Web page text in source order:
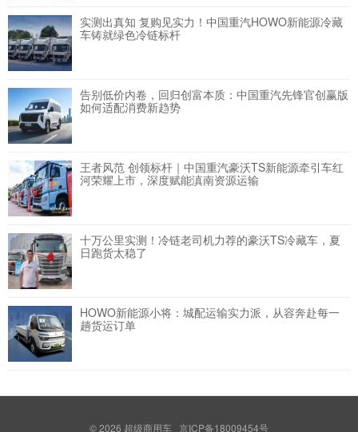
实测出真知 复购见实力！中国重汽HOWO新能源冷藏
车铸就绿色冷链标杆
告别低价内卷，回归创富本质：中国重汽先锋官创赢版
如何适配消费新趋势
王者风范 创领标杆｜中国重汽豪沃TS新能源牵引车红
河荣耀上市，深度赋能滇南资源运输
十万公里实测！冷链老司机力荐的豪沃TS冷藏车，夏
日跑货太稳了
HOWO新能源小将：城配运输实力派，从容奔赴每一
趟货运订单
© 2026 超级商用车 京ICP备18009454号